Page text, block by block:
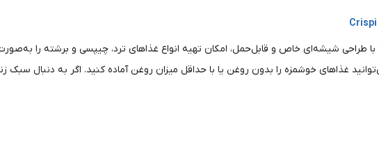
با طراحی شیشه‌ای خاص و قابل‌حمل، امکان تهیه انواع غذاهای ترد، چیپسی و برشته را
غذاهای خوشمزه را بدون روغن یا با حداقل میزان روغن آماده کنید. اگر به دنبال